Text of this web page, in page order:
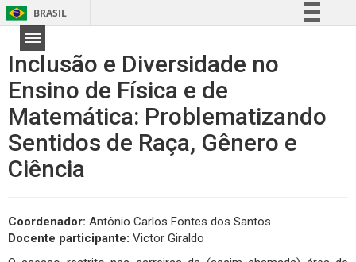
BRASIL
Comunica BR
Acesso à informação
Legislação
Inclusão e Diversidade no
Ensino de Física e de
Matemática: Problematizando
Sentidos de Raça, Gênero e
Ciência
Coordenador: Antônio Carlos Fontes dos Santos
Docente participante: Victor Giraldo